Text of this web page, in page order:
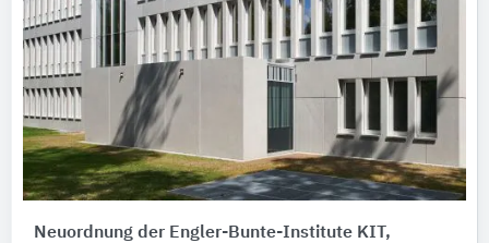
Neuordnung der Engler-Bunte-Institute KIT,